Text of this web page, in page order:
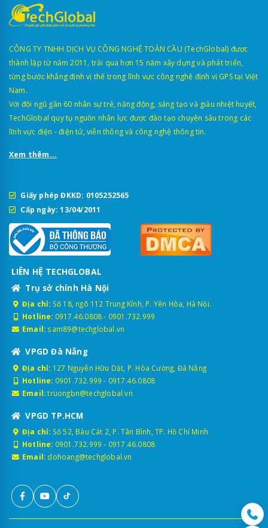
CÔNG TY TNHH DỊCH VỤ CÔNG NGHỆ TOÀN CẦU (TechGlobal) được
thành lập từ năm 2011, trải qua hơn 15 năm xây dựng và phát triển,
từng bước khẳng định vị thế trong lĩnh vực công nghệ định vị GPS tại Việt
Nam.
Với đội ngũ gần 60 nhân sự trẻ, năng động, sáng tạo và giàu nhiệt huyết,
TechGlobal quy tụ nguồn nhân lực được đào tạo chuyên sâu trong các
lĩnh vực điện - điện tử, viễn thông và công nghệ thông tin.
Xem thêm...
Giấy phép ĐKKD: 0105252565
Cấp ngày: 13/04/2011
LIÊN HỆ TECHGLOBAL
Trụ sở chính Hà Nội
Địa chỉ: Số 18, ngõ 112 Trung Kính, P. Yên Hòa, Hà Nội.
Hotline: 0917.46.0808- 0901.732.999
Email: sam89@techglobal.vn
VPGD Đà Nẵng
Địa chỉ: 127 Nguyễn Hữu Dật, P. Hòa Cường, Đà Nẵng
Hotline: 0901.732.999 - 0917.46.0808
Email: truongbn@techglobal.vn
VPGD TP.HCM
Địa chỉ: Số 52, Bàu Cát 2, P. Tân Bình, TP. Hồ Chí Minh
Hotline: 0901.732.999 - 0917.46.0808
Email: dohoang@techglobal.vn